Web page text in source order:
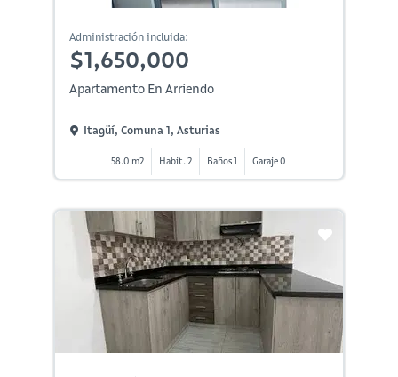
Administración incluida:
$1,650,000
Apartamento En Arriendo
Itagüí, Comuna 1, Asturias
58.0 m2 Habit. 2 Baños 1 Garaje 0